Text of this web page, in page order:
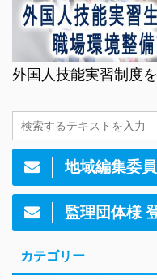
外国人技能実習制度
地域編集委
監理団体様
カテゴリー